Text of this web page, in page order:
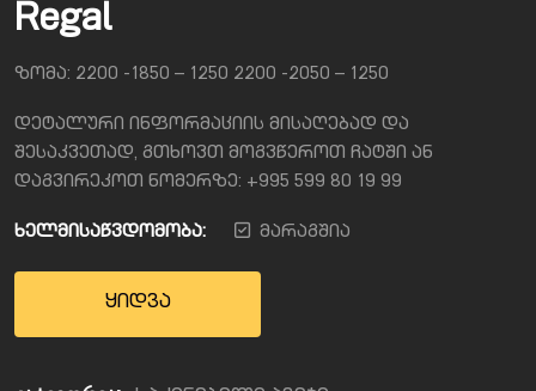
Regal
ზომა: 2200 -1850 – 1250 2200 -2050 – 1250
დეტალური ინფორმაციის მისაღებად და
შესაკვეთად, გთხოვთ მოგვწეროთ ჩატში ან
დაგვირეკოთ ნომერზე: +995 599 80 19 99
ხელმისაწვდომობა: მარაგშია
ყიდვა